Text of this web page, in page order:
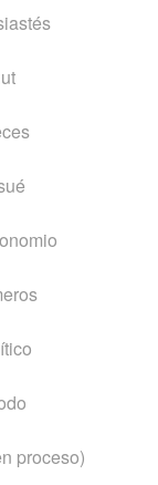
proceso)